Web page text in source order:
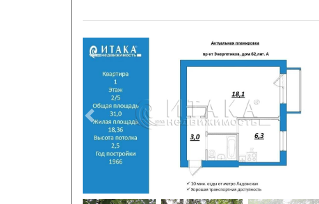
Следующая